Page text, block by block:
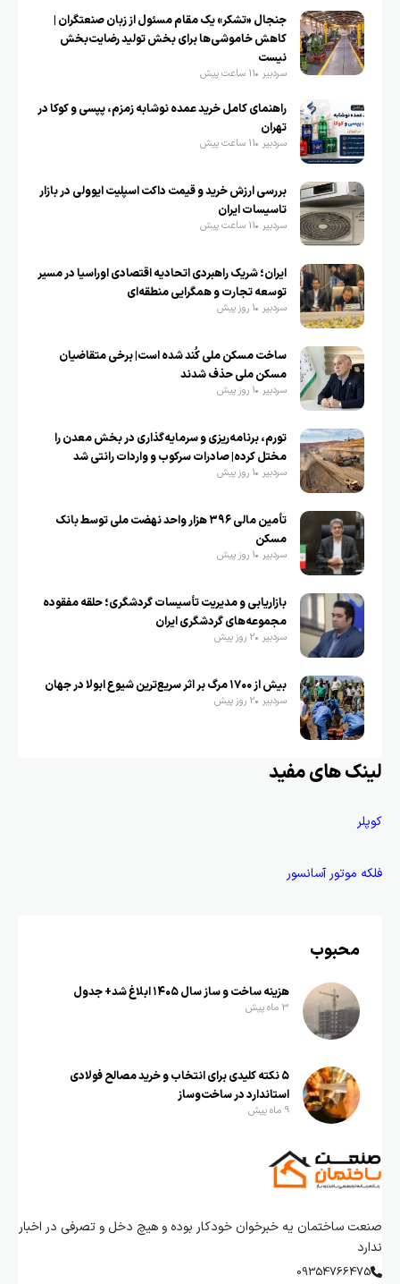
جنجال «تشکر» یک مقام مسئول از زبان صنعتگران |
کاهش خاموشی‌ها برای بخش تولید رضایت‌بخش
نیست
سردبیر 11 ساعت پیش
راهنمای کامل خرید عمده نوشابه زمزم، پپسی و کوکا در
تهران
سردبیر 11 ساعت پیش
بررسی ارزش خرید و قیمت داکت اسپلیت ایوولی در بازار
تاسیسات ایران
سردبیر 11 ساعت پیش
ایران؛ شریک راهبردی اتحادیه اقتصادی اوراسیا در مسیر
توسعه تجارت و همگرایی منطقه‌ای
سردبیر 1 روز پیش
ساخت مسکن ملی کُند شده است| برخی متقاضیان
مسکن ملی حذف شدند
سردبیر 1 روز پیش
تورم، برنامه‌ریزی و سرمایه‌گذاری در بخش معدن را
مختل کرده| صادرات سرکوب و واردات رانتی شد
سردبیر 1 روز پیش
تأمین مالی ۳۹۶ هزار واحد نهضت ملی توسط بانک
مسکن
سردبیر 1 روز پیش
بازاریابی و مدیریت تأسیسات گردشگری؛ حلقه مفقوده
مجموعه‌های گردشگری ایران
سردبیر 2 روز پیش
بیش از ۱۷۰۰ مرگ بر اثر سریع‌ترین شیوع ابولا در جهان
سردبیر 2 روز پیش
لینک های مفید
کوپلر
فلکه موتور آسانسور
محبوب
هزینه ساخت و ساز سال ۱۴۰۵ ابلاغ شد+ جدول
3 ماه پیش
۵ نکته کلیدی برای انتخاب و خرید مصالح فولادی
استاندارد در ساخت‌وساز
9 ماه پیش
صنعت ساختمان یه خبرخوان خودکار بوده و هیچ دخل و تصرفی در اخبار
ندارد
09354766475